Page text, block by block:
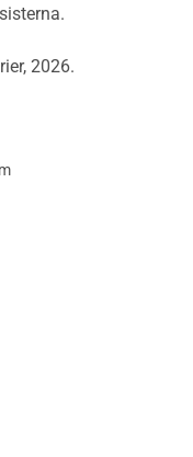
Obehandlat
2026.